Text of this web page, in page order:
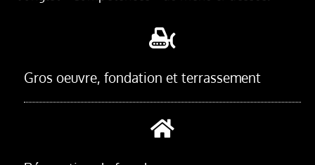
Gros oeuvre, fondation et terrassement